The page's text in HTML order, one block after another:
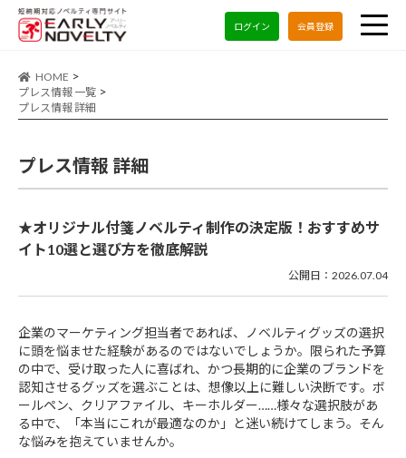
ログイン 会員登録
HOME
プレス情報 一覧
プレス情報 詳細
プレス情報 詳細
★オリジナル付箋ノベルティ制作の決定版！おすすめサ
イト10選と選び方を徹底解説
公開日：2026.07.04
企業のマーケティング担当者であれば、ノベルティグッズの選択
に頭を悩ませた経験があるのではないでしょうか。限られた予算
の中で、受け取った人に喜ばれ、かつ長期的に企業のブランドを
認知させるグッズを選ぶことは、想像以上に難しい決断です。ボ
ールペン、クリアファイル、キーホルダー……様々な選択肢があ
る中で、「本当にこれが最適なのか」と迷い続けてしまう。そん
な悩みを抱えていませんか。